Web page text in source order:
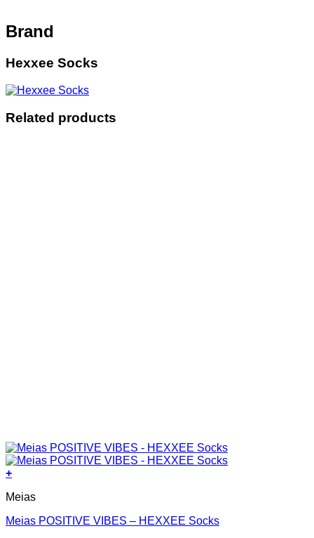
Brand
Hexxee Socks
Related products
+
product
multiple
Meias
Meias POSITIVE VIBES – HEXXEE Socks